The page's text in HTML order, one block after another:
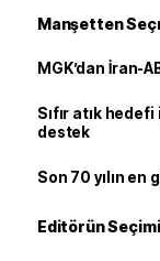
Manşetten
MGK’dan İran-
Sıfır atık
destek
Son 70 yılın en
Editörün Seçimi